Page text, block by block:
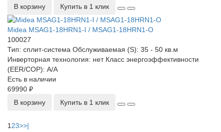
В корзину
Купить в 1 клик
Midea MSAG1-18HRN1-I / MSAG1-18HRN1-O
100027
Тип: сплит-система Обслуживаемая (S): 35 - 50 кв.м
Инверторная технология: нетКласс энергоэффективности
(EER/COP): A/A
Есть в наличии
69990 ₽
В корзину
Купить в 1 клик
1 23>>|